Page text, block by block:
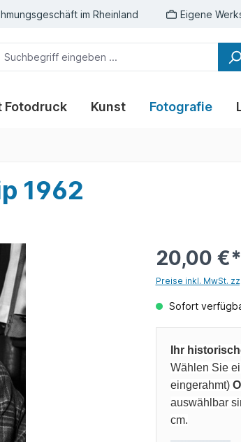
im Rheinland Eigene
Fotodruck Kunst Fotografie
1962
20,00 €*
Preise inkl. MwSt.
Sofort
Ihr
Wählen Sie
eingerahmt)
auswählbar
cm.